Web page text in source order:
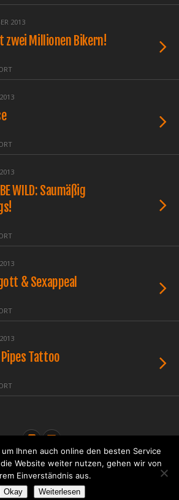
2013
zwei Millionen Bikern!
WILD: Saumäßig
& Sexappeal
Tattoo
Ihnen auch online den besten Service
Website weiter nutzen, gehen wir von
Einverständnis aus.
Okay Weiterlesen
Zum Seitenanfang